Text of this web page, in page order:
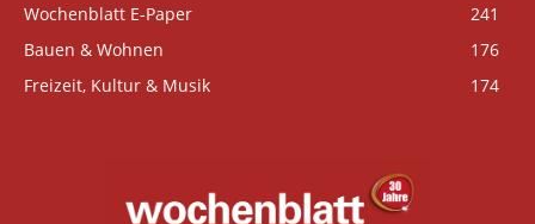
Wochenblatt E-Paper
241
Bauen & Wohnen
176
Freizeit, Kultur & Musik
174